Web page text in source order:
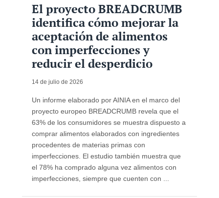
El proyecto BREADCRUMB
identifica cómo mejorar la
aceptación de alimentos
con imperfecciones y
reducir el desperdicio
14 de julio de 2026
Un informe elaborado por AINIA en el marco del
proyecto europeo BREADCRUMB revela que el
63% de los consumidores se muestra dispuesto a
comprar alimentos elaborados con ingredientes
procedentes de materias primas con
imperfecciones. El estudio también muestra que
el 78% ha comprado alguna vez alimentos con
imperfecciones, siempre que cuenten con ...